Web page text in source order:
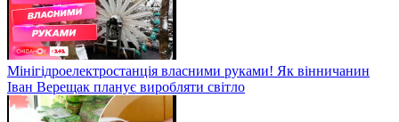
Мінігідроелектростанція власними руками! Як вінничанин
Іван Верещак планує виробляти світло